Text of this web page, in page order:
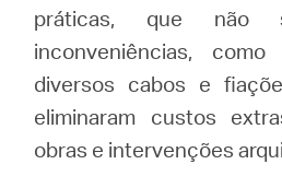
práticas, que não
inconveniências,
diversos cabos e
eliminaram custos
obras e intervenções